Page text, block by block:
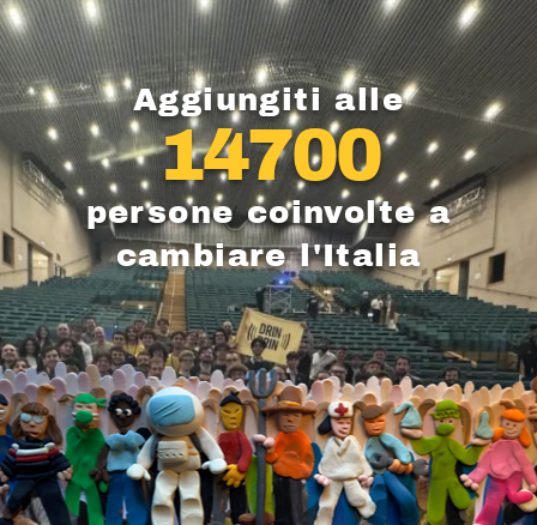
Aggiungiti alle
14700
persone coinvolte a
cambiare l'Italia